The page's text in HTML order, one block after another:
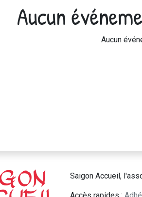
Aucun
Aucun
Saigon Accueil,